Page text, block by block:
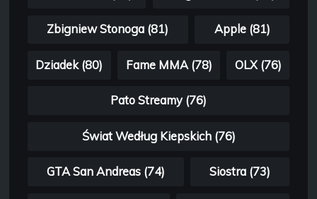
Zbigniew Stonoga (81) Apple (81)
Dziadek (80) Fame MMA (78) OLX (76)
Pato Streamy (76)
Świat Według Kiepskich (76)
GTA San Andreas (74) Siostra (73)